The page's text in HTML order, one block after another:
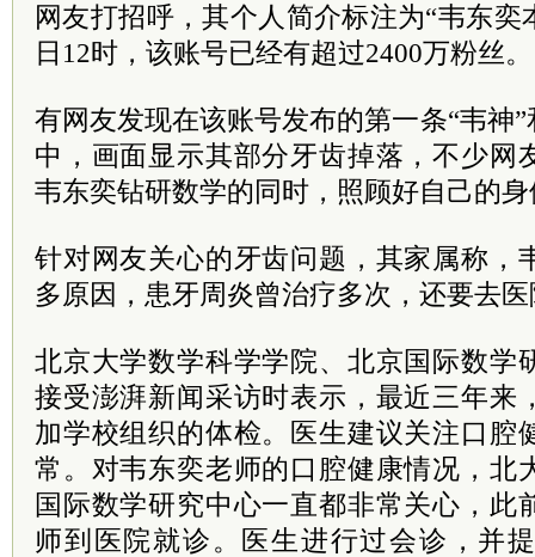
网友打招呼，其个人简介标注为“韦东奕
日12时，该账号已经有超过2400万粉丝。
有网友发现在该账号发布的第一条“韦神
中，画面显示其部分牙齿掉落，不少网
韦东奕钻研数学的同时，照顾好自己的
针对网友关心的牙齿问题，其家属称，
多原因，患牙周炎曾治疗多次，还要去
北京大学数学科学学院、北京国际数学
接受澎湃新闻采访时表示，最近三年来
加学校组织的体检。医生建议关注口腔
常。对韦东奕老师的口腔健康情况，北
国际数学研究中心一直都非常关心，此
师到医院就诊。医生进行过会诊，并